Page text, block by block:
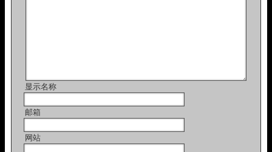
显示名称
邮箱
网站